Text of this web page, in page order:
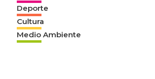
Deporte
Cultura
Medio Ambiente